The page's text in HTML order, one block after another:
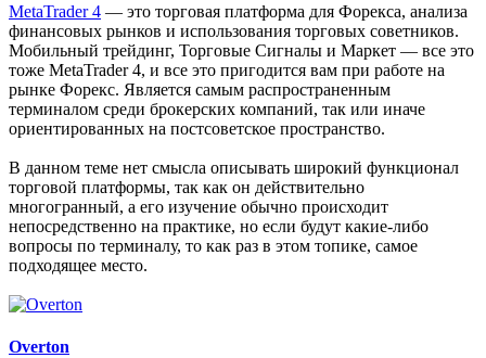
MetaTrader 4 — это торговая платформа для Форекса, анализа
финансовых рынков и использования торговых советников.
Мобильный трейдинг, Торговые Сигналы и Маркет — все это
тоже MetaTrader 4, и все это пригодится вам при работе на
рынке Форекс. Является самым распространенным
терминалом среди брокерских компаний, так или иначе
ориентированных на постсоветское пространство.
В данном теме нет смысла описывать широкий функционал
торговой платформы, так как он действительно
многогранный, а его изучение обычно происходит
непосредственно на практике, но если будут какие-либо
вопросы по терминалу, то как раз в этом топике, самое
подходящее место.
Overton